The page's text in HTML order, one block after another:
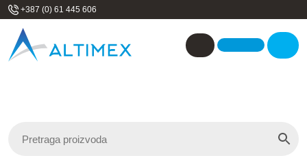
Skip to content
+387 (0) 61 445 606
Account